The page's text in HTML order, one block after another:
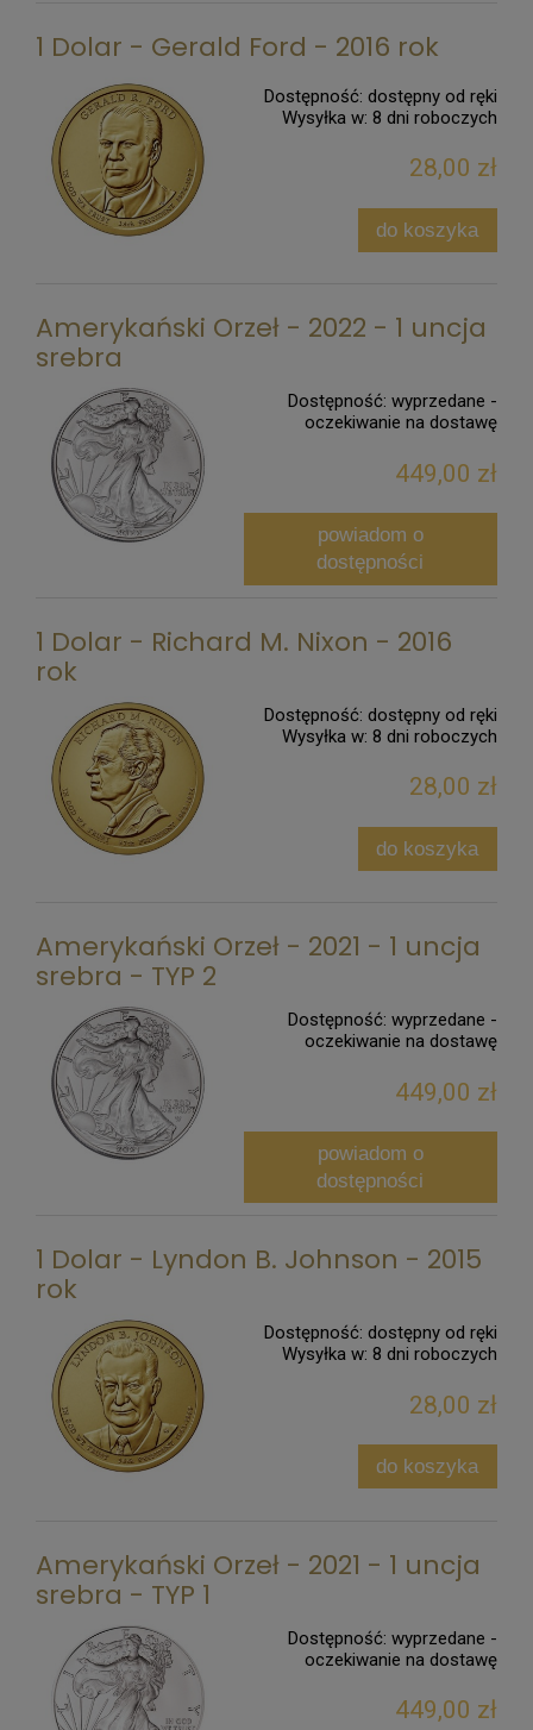
1 Dolar - Gerald Ford - 2016 rok
Dostępność: dostępny od ręki
Wysyłka w: 8 dni roboczych
28,00 zł
do koszyka
Amerykański Orzeł - 2022 - 1 uncja
srebra
Dostępność: wyprzedane -
oczekiwanie na dostawę
449,00 zł
powiadom o
dostępności
1 Dolar - Richard M. Nixon - 2016
rok
Dostępność: dostępny od ręki
Wysyłka w: 8 dni roboczych
28,00 zł
do koszyka
Amerykański Orzeł - 2021 - 1 uncja
srebra - TYP 2
Dostępność: wyprzedane -
oczekiwanie na dostawę
449,00 zł
powiadom o
dostępności
1 Dolar - Lyndon B. Johnson - 2015
rok
Dostępność: dostępny od ręki
Wysyłka w: 8 dni roboczych
28,00 zł
do koszyka
Amerykański Orzeł - 2021 - 1 uncja
srebra - TYP 1
Dostępność: wyprzedane -
oczekiwanie na dostawę
449,00 zł